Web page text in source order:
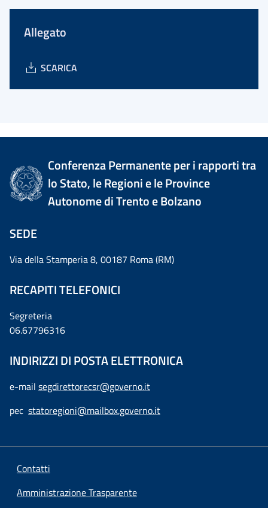
Allegato
SCARICA
Conferenza Permanente per i rapporti tra
lo Stato, le Regioni e le Province
Autonome di Trento e Bolzano
SEDE
Via della Stamperia 8, 00187 Roma (RM)
RECAPITI TELEFONICI
Segreteria
06.67796316
INDIRIZZI DI POSTA ELETTRONICA
e-mail segdirettorecsr@governo.it
pec statoregioni@mailbox.governo.it
Contatti
Amministrazione Trasparente